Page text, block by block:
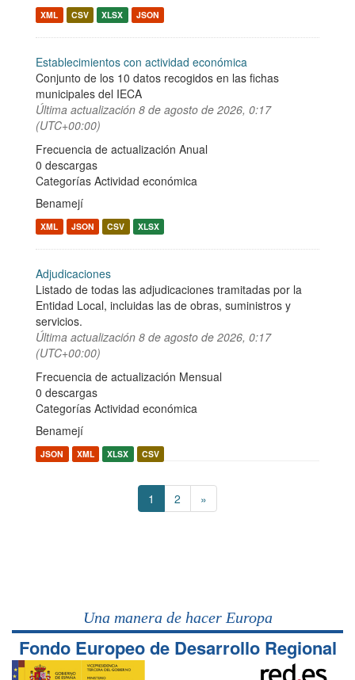
XML CSV XLSX JSON
Establecimientos con actividad económica
Conjunto de los 10 datos recogidos en las fichas
municipales del IECA
Última actualización 8 de agosto de 2026, 0:17
(UTC+00:00)
Frecuencia de actualización Anual
0 descargas
Categorías Actividad económica
Benamejí
XML JSON CSV XLSX
Adjudicaciones
Listado de todas las adjudicaciones tramitadas por la
Entidad Local, incluidas las de obras, suministros y
servicios.
Última actualización 8 de agosto de 2026, 0:17
(UTC+00:00)
Frecuencia de actualización Mensual
0 descargas
Categorías Actividad económica
Benamejí
JSON XML XLSX CSV
1 2 »
Una manera de hacer Europa
Fondo Europeo de Desarrollo Regional